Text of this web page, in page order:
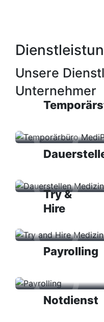
Unsere
Unternehmer
Try &
Hire
Payrolling
Notdienst